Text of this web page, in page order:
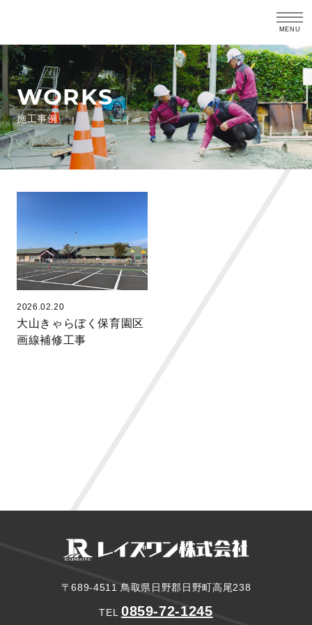
WORKS
施工事例
2026.02.20
大山きゃらぼく保育園区
画線補修工事
〒689-4511 鳥取県日野郡日野町高尾238
TEL 0859-72-1245